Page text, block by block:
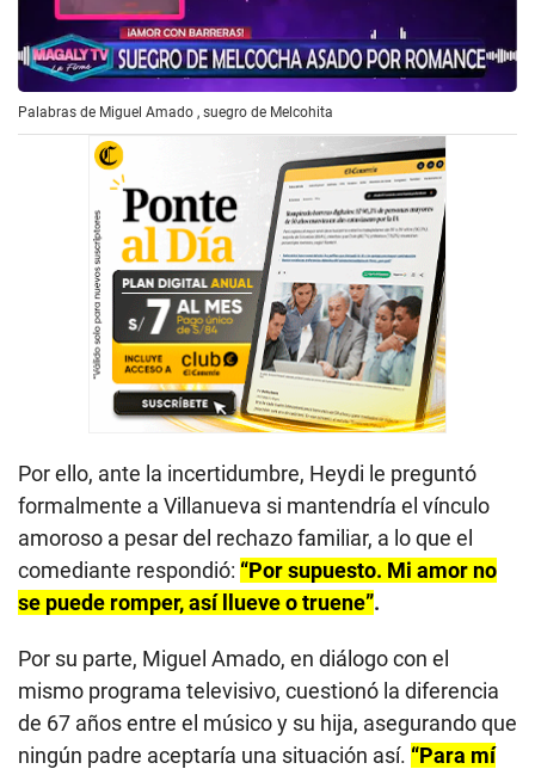
Palabras de Miguel Amado , suegro de Melcohita
Por ello, ante la incertidumbre, Heydi le preguntó
formalmente a Villanueva si mantendría el vínculo
amoroso a pesar del rechazo familiar, a lo que el
comediante respondió: “Por supuesto. Mi amor no
se puede romper, así llueve o truene”.
Por su parte, Miguel Amado, en diálogo con el
mismo programa televisivo, cuestionó la diferencia
de 67 años entre el músico y su hija, asegurando que
ningún padre aceptaría una situación así. “Para mí